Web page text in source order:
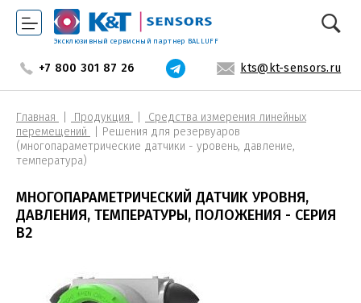
Эксклюзивный сервисный партнер BALLUFF
+7 800 301 87 26 kts@kt-sensors.ru
Главная Продукция
Средства измерения линейных
перемещений
Решения для резервуаров
(многопараметрические датчики - уровень, давление,
температура)
МНОГОПАРАМЕТРИЧЕСКИЙ ДАТЧИК УРОВНЯ,
ДАВЛЕНИЯ, ТЕМПЕРАТУРЫ, ПОЛОЖЕНИЯ - СЕРИЯ
В2